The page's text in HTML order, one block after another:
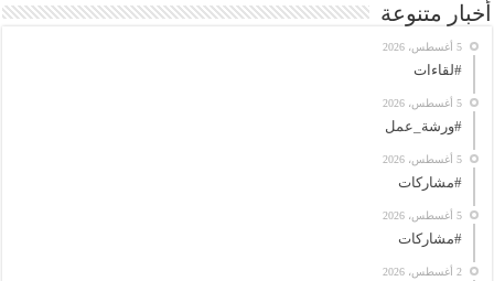
أخبار متنوعة
5 أغسطس، 2026
#لقاءات
5 أغسطس، 2026
#ورشة_عمل
5 أغسطس، 2026
#مشاركات
5 أغسطس، 2026
#مشاركات
2 أغسطس، 2026